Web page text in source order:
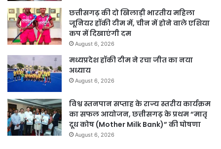
छत्तीसगढ़ की दो खिलाड़ी भारतीय महिला
जूनियर हॉकी टीम में, चीन में होने वाले एशिया
कप में दिखाएंगी दम
August 6, 2026
मध्यप्रदेश हॉकी टीम ने रचा जीत का नया
अध्याय
August 6, 2026
विश्व स्तनपान सप्ताह के राज्य स्तरीय कार्यक्रम
का सफल आयोजन, छत्तीसगढ़ के प्रथम “मातृ
दूध कोष (Mother Milk Bank)” की घोषणा
August 6, 2026